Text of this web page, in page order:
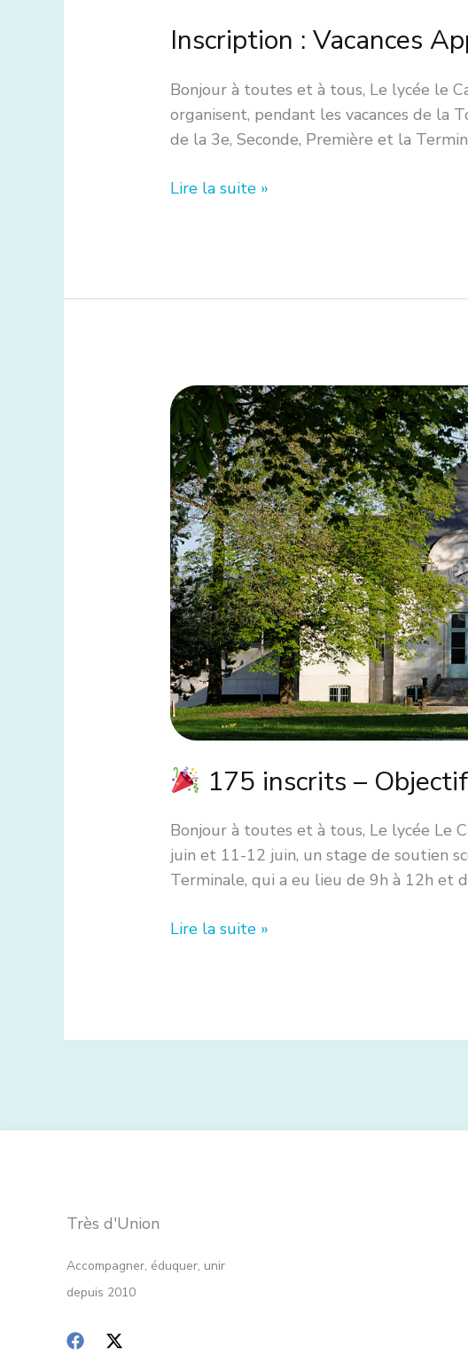
Inscription : Vacances
Bonjour à toutes et à tous, Le lycée le
organisent, pendant les vacances de la
de la 3e, Seconde, Première et la
Lire la suite »
175 inscrits –
Bonjour à toutes et à tous, Le lycée Le
juin et 11-12 juin, un stage de soutien
Terminale, qui a eu lieu de 9h à 12h et
175
inscrits
–
Objectif
Bac
Brevet
2025
Lire la suite »
Très d'Union
Accompagner, éduquer, unir
depuis 2010